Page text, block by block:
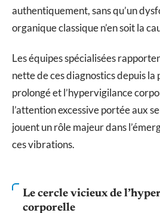
authentiquement, sans qu’un
organique classique n’en soit la
Les équipes spécialisées
nette de ces diagnostics depuis la
prolongé et l’hypervigilance
l’attention excessive portée aux
jouent un rôle majeur dans
ces vibrations.
Le cercle vicieux de
corporelle